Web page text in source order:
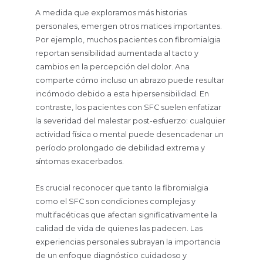
A medida que exploramos más historias
personales, emergen otros matices importantes.
Por ejemplo, muchos pacientes con fibromialgia
reportan sensibilidad aumentada al tacto y
cambios en la percepción del dolor. Ana
comparte cómo incluso un abrazo puede resultar
incómodo debido a esta hipersensibilidad. En
contraste, los pacientes con SFC suelen enfatizar
la severidad del malestar post-esfuerzo: cualquier
actividad física o mental puede desencadenar un
período prolongado de debilidad extrema y
síntomas exacerbados.
Es crucial reconocer que tanto la fibromialgia
como el SFC son condiciones complejas y
multifacéticas que afectan significativamente la
calidad de vida de quienes las padecen. Las
experiencias personales subrayan la importancia
de un enfoque diagnóstico cuidadoso y